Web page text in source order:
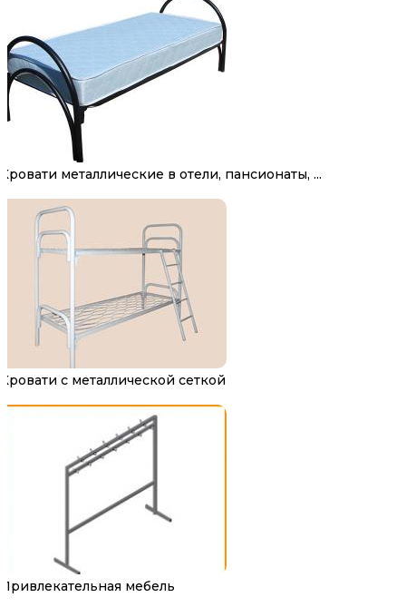
Кровати металлические в отели, пансионаты, ...
Кровати с металлической сеткой
Привлекательная мебель